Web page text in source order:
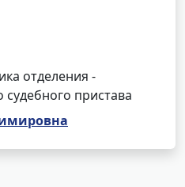
отделения -
пристава